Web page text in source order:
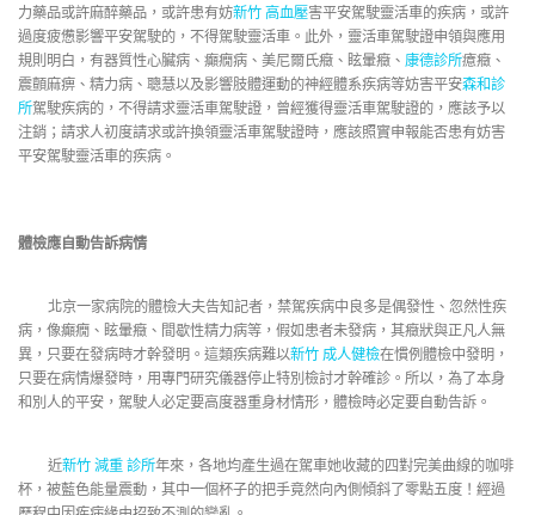
力藥品或許麻醉藥品，或許患有妨新竹 高血壓害平安駕駛靈活車的疾病，或許
過度疲憊影響平安駕駛的，不得駕駛靈活車。此外，靈活車駕駛證申領與應用
規則明白，有器質性心臟病、癲癇病、美尼爾氏癥、眩暈癥、 康德診所癔癥、
震顫麻痹、精力病、聰慧以及影響肢體運動的神經體系疾病等妨害平安森和診
所駕駛疾病的，不得請求靈活車駕駛證，曾經獲得靈活車駕駛證的，應該予以
注銷；請求人初度請求或許換領靈活車駕駛證時，應該照實申報能否患有妨害
平安駕駛靈活車的疾病。
體檢應自動告訴病情
北京一家病院的體檢大夫告知記者，禁駕疾病中良多是偶發性、忽然性疾
病，像癲癇、眩暈癥、間歇性精力病等，假如患者未發病，其癥狀與正凡人無
異，只要在發病時才幹發明。這類疾病難以新竹 成人健檢在慣例體檢中發明，
只要在病情爆發時，用專門研究儀器停止特別檢討才幹確診。所以，為了本身
和別人的平安，駕駛人必定要高度器重身材情形，體檢時必定要自動告訴。
近新竹 減重 診所年來，各地均產生過在駕車她收藏的四對完美曲線的咖啡
杯，被藍色能量震動，其中一個杯子的把手竟然向內側傾斜了零點五度！經過